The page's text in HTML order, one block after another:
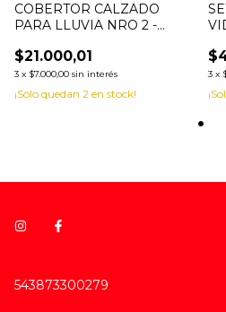
COBERTOR CALZADO
PARA LLUVIA NRO 2 -
$21.000,01
3 x $7.000,00 sin interés
¡Solo quedan 2 en stock!
3 x
543873300279